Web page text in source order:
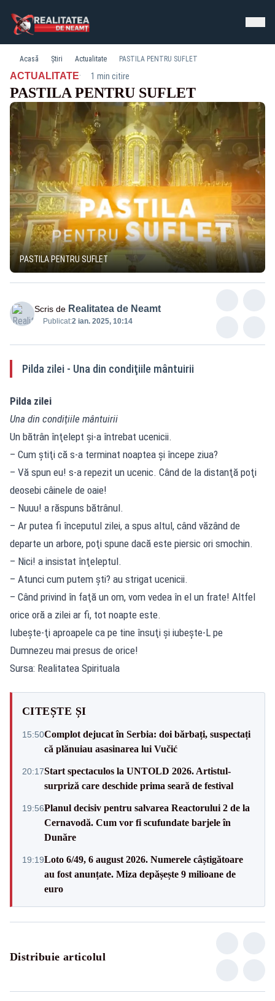
Acasă Știri Actualitate PASTILA PENTRU SUFLET
ACTUALITATE· 1 min citire
PASTILA PENTRU SUFLET
PASTILA PENTRU SUFLET
Scris de Realitatea de Neamt
Publicat:2 ian. 2025, 10:14
Pilda zilei - Una din condiţiile mântuirii
Pilda zilei
Una din condiţiile mântuirii
Un bătrân înţelept şi-a întrebat ucenicii.
– Cum ştiţi că s-a terminat noaptea şi începe ziua?
– Vă spun eu! s-a repezit un ucenic. Când de la distanţă poţi
deosebi câinele de oaie!
– Nuuu! a răspuns bătrânul.
– Ar putea fi începutul zilei, a spus altul, când văzând de
departe un arbore, poţi spune dacă este piersic ori smochin.
– Nici! a insistat înţeleptul.
– Atunci cum putem şti? au strigat ucenicii.
– Când privind în faţă un om, vom vedea în el un frate! Altfel
orice oră a zilei ar fi, tot noapte este.
Iubeşte-ţi aproapele ca pe tine însuţi şi iubeşte-L pe
Dumnezeu mai presus de orice!
Sursa: Realitatea Spirituala
CITEȘTE ȘI
15:50Complot dejucat în Serbia: doi bărbați, suspectați
că plănuiau asasinarea lui Vučić
20:17Start spectaculos la UNTOLD 2026. Artistul-
surpriză care deschide prima seară de festival
19:56Planul decisiv pentru salvarea Reactorului 2 de la
Cernavodă. Cum vor fi scufundate barjele în
Dunăre
19:19Loto 6/49, 6 august 2026. Numerele câștigătoare
au fost anunțate. Miza depășește 9 milioane de
euro
Distribuie articolul